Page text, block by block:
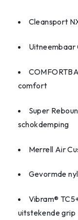
Cleansport
comfort
Super
schokdemping
Merrell Air
Gevormde
Vibram®
uitstekende grip